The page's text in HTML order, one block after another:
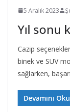
5 Aralık 2023
Yıl sonu
Cazip
binek ve SUV
sağlarken,
Devamını Oku